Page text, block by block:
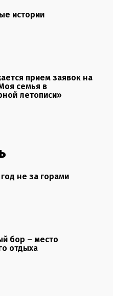
истории
прием заявок на
семья в
летописи»
не за горами
бор – место
отдыха